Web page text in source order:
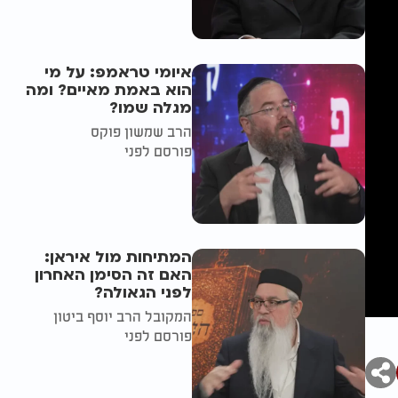
איומי טראמפ: על מי
הוא באמת מאיים? ומה
מגלה שמו?
הרב שמשון פוקס
פורסם לפני
המתיחות מול איראן:
האם זה הסימן האחרון
לפני הגאולה?
המקובל הרב יוסף ביטון
פורסם לפני